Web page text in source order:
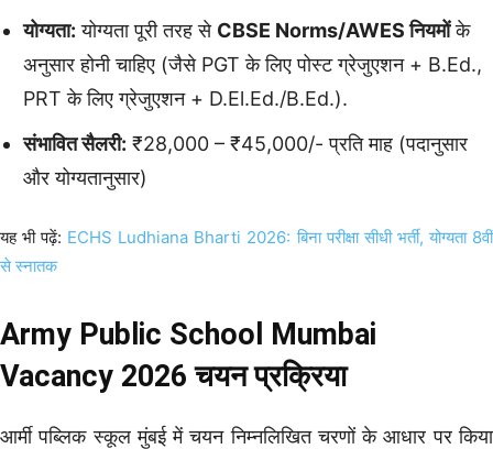
योग्यता: योग्यता पूरी तरह से CBSE Norms/AWES नियमोंके
अनुसार होनी चाहिए (जैसे PGT के लिए पोस्ट ग्रेजुएशन + B.Ed.,
PRT के लिए ग्रेजुएशन + D.El.Ed./B.Ed.).
संभावित सैलरी: ₹28,000 – ₹45,000/- प्रति माह (पदानुसार
और योग्यतानुसार)
यह भी पढ़ें: ECHS Ludhiana Bharti 2026: बिना परीक्षा सीधी भर्ती, योग्यता 8वीं
से स्नातक
Army Public School Mumbai
Vacancy 2026 चयन प्रक्रिया
आर्मी पब्लिक स्कूल मुंबई में चयन निम्नलिखित चरणों के आधार पर किया